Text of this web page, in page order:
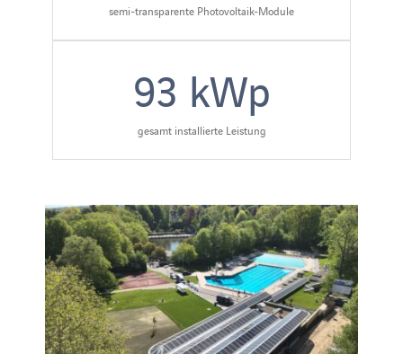
semi-transparente Photovoltaik-Module
93 kWp
gesamt installierte Leistung